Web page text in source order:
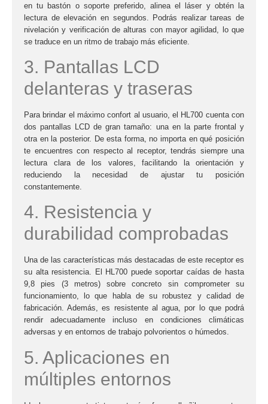
en tu bastón o soporte preferido, alinea el láser y obtén la
lectura de elevación en segundos. Podrás realizar tareas de
nivelación y verificación de alturas con mayor agilidad, lo que
se traduce en un ritmo de trabajo más eficiente.
3. Pantallas LCD
delanteras y traseras
Para brindar el máximo confort al usuario, el HL700 cuenta con
dos pantallas LCD de gran tamaño: una en la parte frontal y
otra en la posterior. De esta forma, no importa en qué posición
te encuentres con respecto al receptor, tendrás siempre una
lectura clara de los valores, facilitando la orientación y
reduciendo la necesidad de ajustar tu posición
constantemente.
4. Resistencia y
durabilidad comprobadas
Una de las características más destacadas de este receptor es
su alta resistencia. El
HL700 puede soportar caídas de hasta
9,8 pies (3 metros) sobre concreto sin comprometer su
funcionamiento, lo que habla de su robustez y calidad de
fabricación. Además, es resistente al agua, por lo que podrá
rendir adecuadamente incluso en condiciones climáticas
adversas y en entornos de trabajo polvorientos o húmedos.
5. Aplicaciones en
múltiples entornos